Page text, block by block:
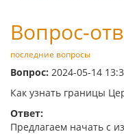
Вопрос-
последние вопросы
Вопрос: 2024-05-14
Как узнать границы
Ответ:
Предлагаем начать с